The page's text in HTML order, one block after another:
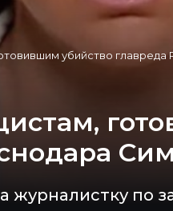
убийство
журналистку по